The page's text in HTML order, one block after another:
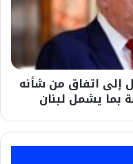
إلى اتفاق من شأنه
بما يشمل لبنان